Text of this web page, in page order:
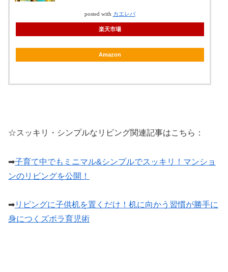
posted with カエレバ
楽天市場
Amazon
☆スッキリ・シンプルなリビング関連記事はこちら：
➡︎子育て中でもミニマル&シンプルでスッキリ！マンショ
ンのリビングを公開！
➡︎リビングに子供机を置くだけ！机に向かう習慣が勝手に
身につくズボラ育児術